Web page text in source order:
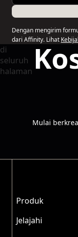
Dengan mengirim
dari Affinity. Lihat
Mulai
Produk
Jelajahi